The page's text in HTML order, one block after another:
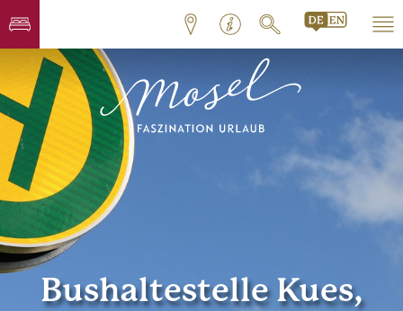
Bushaltestelle Kues,